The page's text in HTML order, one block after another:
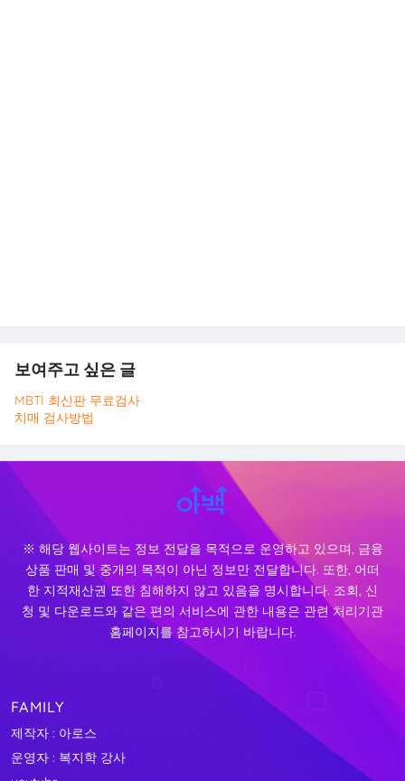
보여주고 싶은 글
MBTI 최신판 무료검사
치매 검사방법
※ 해당 웹사이트는 정보 전달을 목적으로 운영하고 있으며, 금융
상품 판매 및 중개의 목적이 아닌 정보만 전달합니다. 또한, 어떠
한 지적재산권 또한 침해하지 않고 있음을 명시합니다. 조회, 신
청 및 다운로드와 같은 편의 서비스에 관한 내용은 관련 처리기관
홈페이지를 참고하시기 바랍니다.
FAMILY
제작자 : 아로스
운영자 : 복지학 강사